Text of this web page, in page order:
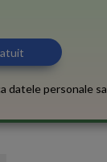
datele personale sa